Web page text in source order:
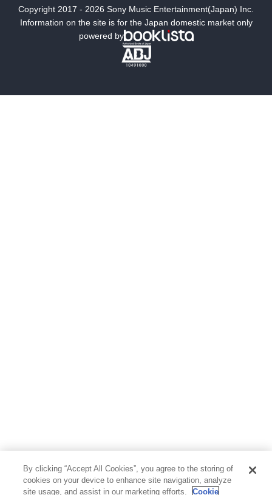
ミステリー SF
文学
Copyright 2017 - 2026 Sony Music Entertainment(Japan) Inc.
Information on the site is for the Japan domestic market only
powered by
By clicking “Accept All Cookies”, you agree to the storing of
cookies on your device to enhance site navigation, analyze
site usage, and assist in our marketing efforts.
Cookie